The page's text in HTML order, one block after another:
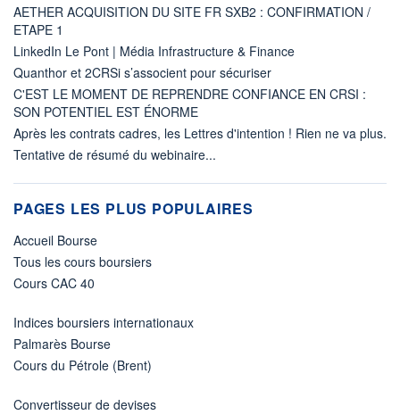
AETHER ACQUISITION DU SITE FR SXB2 : CONFIRMATION /
ETAPE 1
LinkedIn Le Pont | Média Infrastructure & Finance
Quanthor et 2CRSi s’associent pour sécuriser
C'EST LE MOMENT DE REPRENDRE CONFIANCE EN CRSI :
SON POTENTIEL EST ÉNORME
Après les contrats cadres, les Lettres d'intention ! Rien ne va plus.
Tentative de résumé du webinaire...
PAGES LES PLUS POPULAIRES
Accueil Bourse
Tous les cours boursiers
Cours CAC 40
Indices boursiers internationaux
Palmarès Bourse
Cours du Pétrole (Brent)
Convertisseur de devises